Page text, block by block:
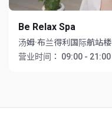
Be Relax Spa
汤姆·布兰得利国际航站楼
营业时间：
09:00 - 21:00